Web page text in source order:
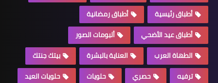
أطباق رئيسية
أطباق رمضانية
أطباق عيد الأضحي
ألبومات الصور
الطهاة العرب
العناية بالبشرة
بيتك جنتك
ترفيه
حصري حلويات
حلويات العيد